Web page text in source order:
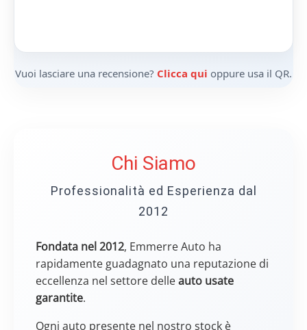
Vuoi lasciare una recensione? Clicca qui oppure usa il QR.
Chi Siamo
Professionalità ed Esperienza dal
2012
Fondata nel 2012, Emmerre Auto ha
rapidamente guadagnato una reputazione di
eccellenza nel settore delleauto usate
garantite.
Ogni auto presente nel nostro stock è